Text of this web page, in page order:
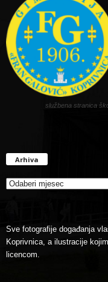
službena stranica
Arhiva
Sve fotografije događanja
Koprivnica, a ilustracije
licencom.